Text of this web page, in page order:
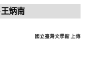
炳南
國立臺灣文學館 上傳